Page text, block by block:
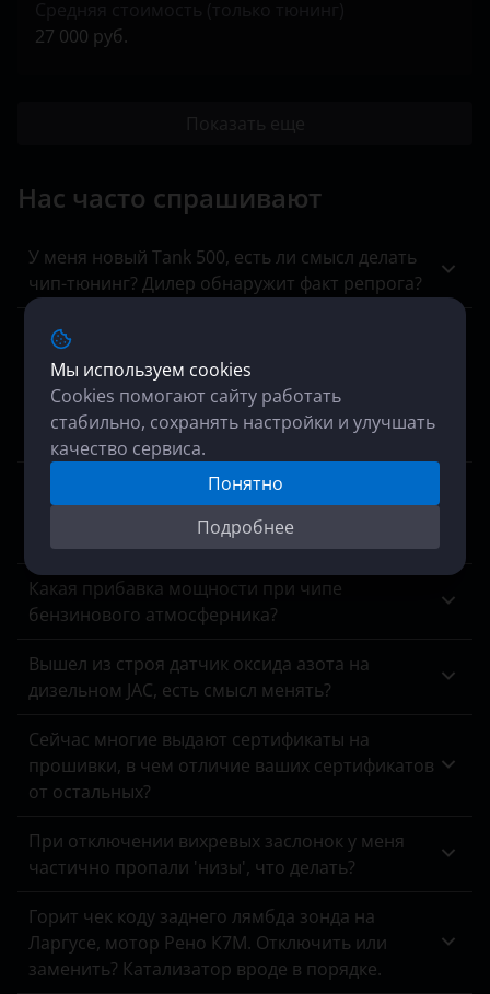
Мы используем cookies
Cookies помогают сайту работать
стабильно, сохранять настройки и улучшать
качество сервиса.
Понятно
Подробнее
27 000 руб.
Нас часто спрашивают
У меня новый Tank 500, есть ли смысл делать
чип-тюнинг? Дилер обнаружит факт репрога?
На трассе 'попал' на плохой бензин. После
этого на приборке загорелся значок
двигателя, в сервисе приговорили
катализатор. Поставить дешевый
универсальный или прошить?
Увеличится ли потребление топлива после
установки stage1? Сосед чипанул киа рио,
расход вырос на литр.
Какая прибавка мощности при чипе
бензинового атмосферника?
Вышел из строя датчик оксида азота на
дизельном JAC, есть смысл менять?
Сейчас многие выдают сертификаты на
прошивки, в чем отличие ваших сертификатов
от остальных?
При отключении вихревых заслонок у меня
частично пропали 'низы', что делать?
Горит чек коду заднего лямбда зонда на
Ларгусе, мотор Рено К7М. Отключить или
заменить? Катализатор вроде в порядке.